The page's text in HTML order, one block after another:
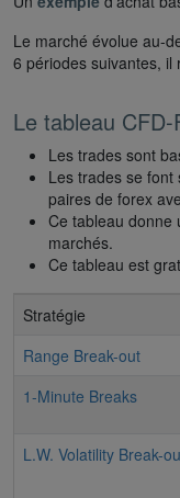
Le marché évolue au-
6 périodes suivantes, il
Le tableau
Les trades sont
Les trades se font
paires de forex
Ce tableau donne
marchés.
Ce tableau est
Stratégie
Range Break-out
1-Minute Breaks
L.W. Volatility Break-